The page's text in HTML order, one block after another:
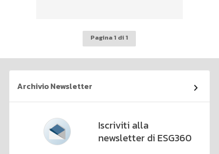
Pagina 1 di 1
Archivio Newsletter
Iscriviti alla
newsletter di ESG360